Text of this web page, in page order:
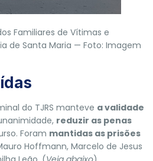
Familiares de Vítimas e
de Santa Maria — Foto: Imagem
do TJRS manteve a validade
reduzir as penas
Foram mantidas as prisões
Hoffmann, Marcelo de Jesus